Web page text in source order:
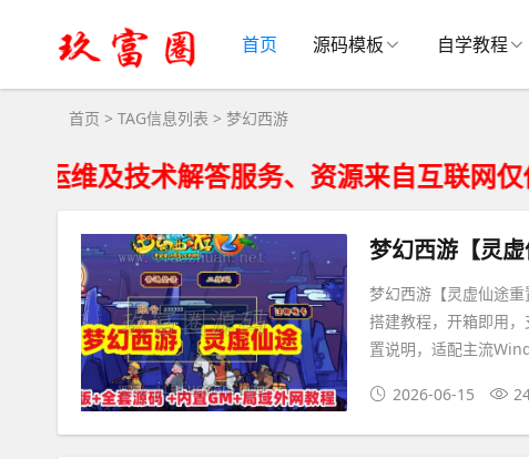
首页 源码模板 自学教程
首页 > TAG信息列表 > 梦幻西游
术解答服务、资源来自互联网仅供用户
梦幻西游【灵虚仙途
搭建教程，开箱即用
置说明，适配主流
2026-06-15